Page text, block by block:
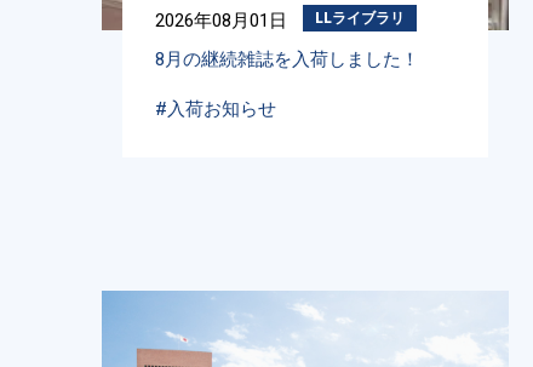
2026年08月01日 LLライブラリ
8月の継続雑誌を入荷しました！
#入荷お知らせ